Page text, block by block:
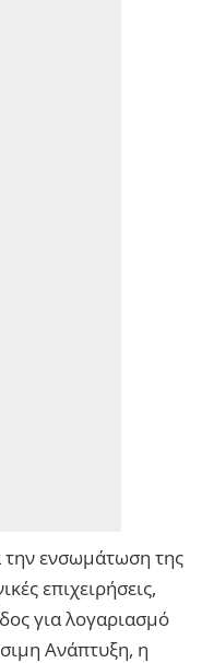
την ενσωμάτωση της
επιχειρήσεις,
για λογαριασμό
Ανάπτυξη, η